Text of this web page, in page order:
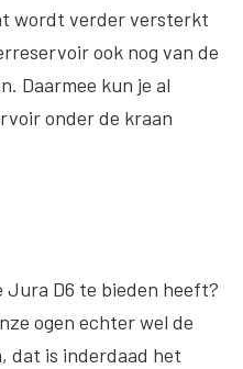
wordt verder versterkt
ook nog van de
Daarmee kun je al
onder de kraan
Jura D6 te bieden heeft?
ogen echter wel de
dat is inderdaad het